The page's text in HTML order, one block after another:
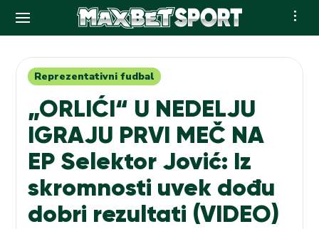
contentReprezentativni fudbal
„ORLIĆI“ U NEDELJU
IGRAJU PRVI MEČ NA
EP Selektor Jović: Iz
skromnosti uvek dođu
dobri rezultati (VIDEO)